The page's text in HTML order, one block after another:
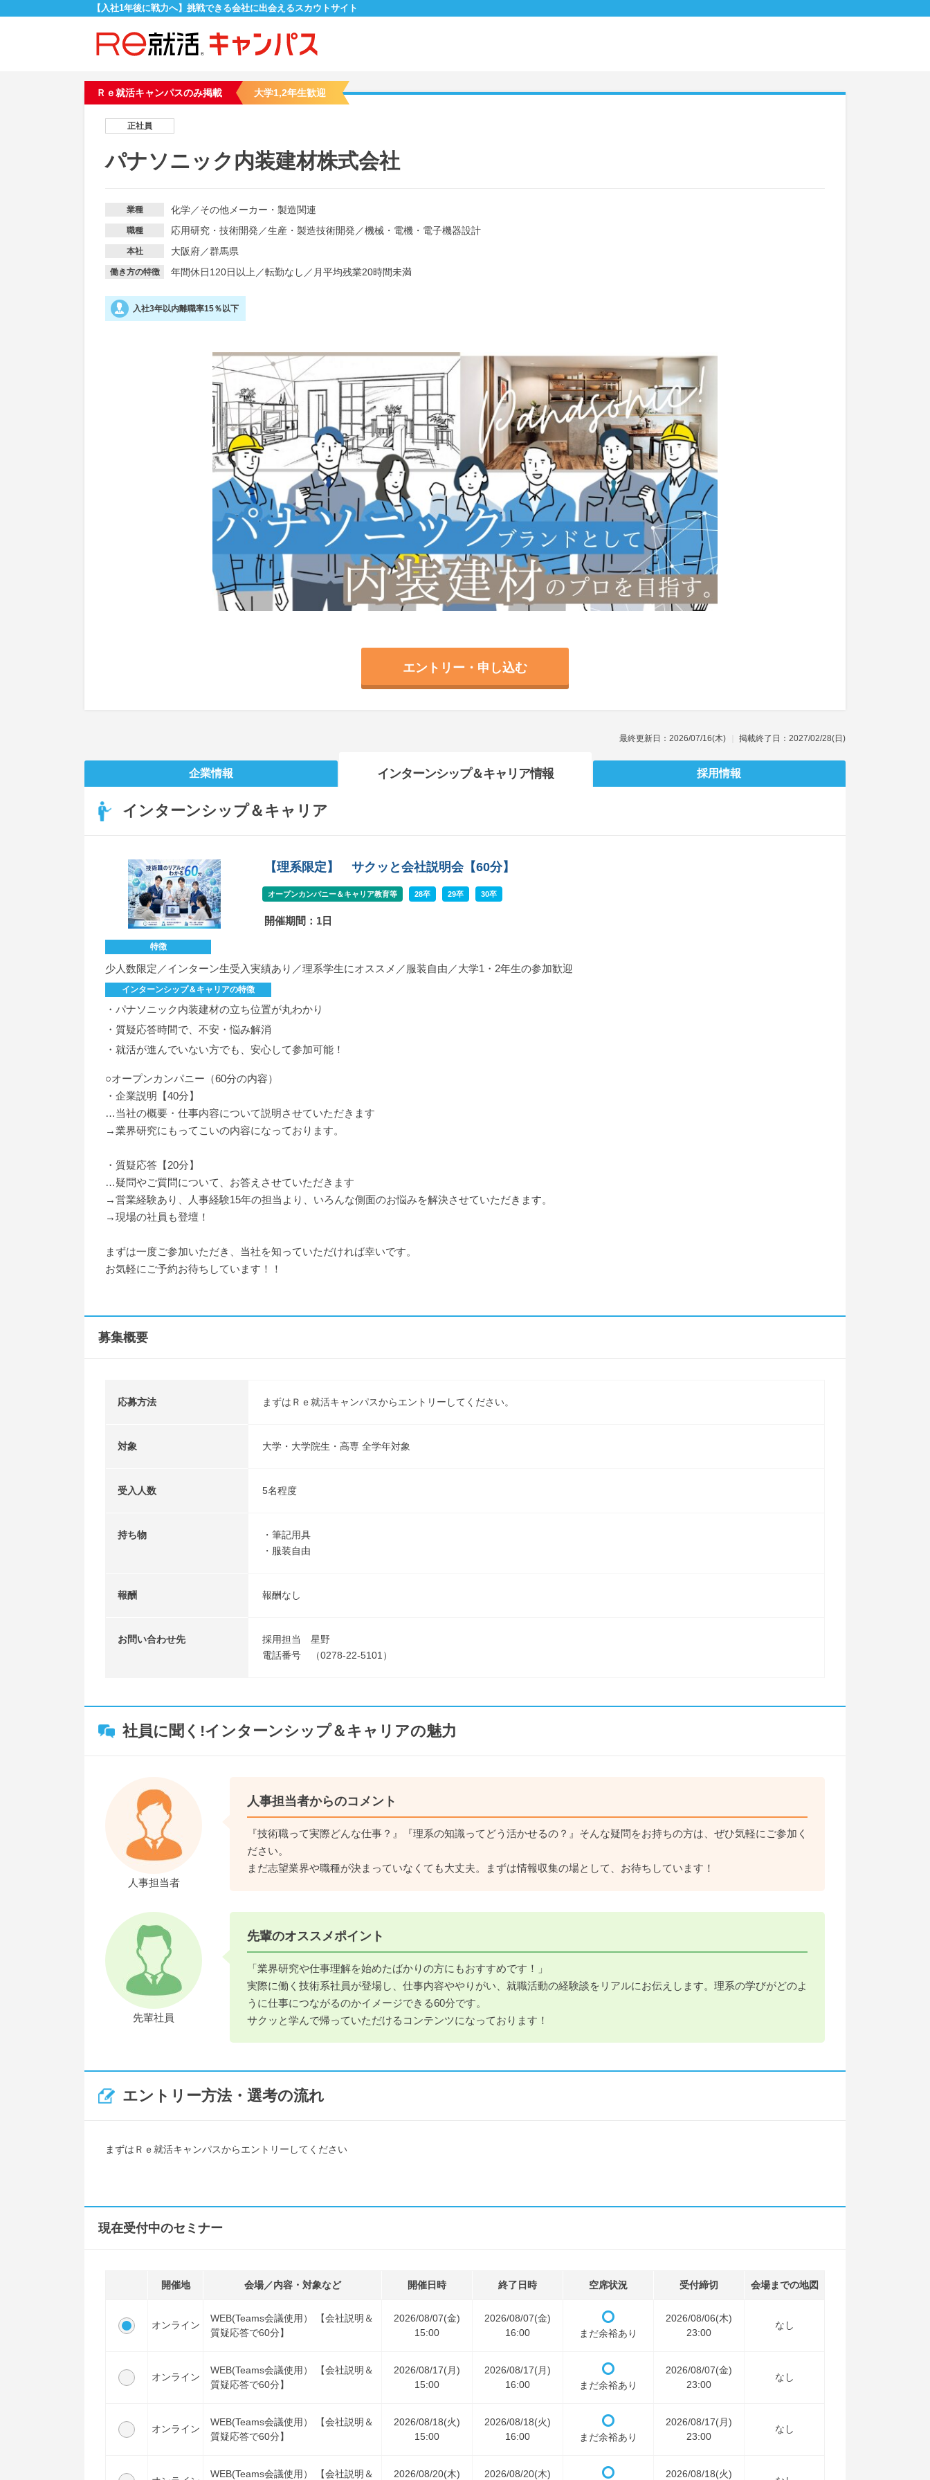
【入社1年後に戦力へ】挑戦できる会社に出会えるスカウトサイト
Ｒｅ就活キャンパスのみ掲載 大学1,2年生歓迎
正社員
パナソニック内装建材株式会社
業種 化学／その他メーカー・製造関連
職種 応用研究・技術開発 ／生産・製造技術開発 ／機械・電機・電子機器設計
本社 大阪府／群馬県
働き方の特徴 年間休日120日以上 ／転勤なし ／ 月平均残業20時間未満
入社3年以内離職率15％以下
エントリー・申し込む
最終更新日：2026/07/16(木) 掲載終了日：2027/02/28(日)
企業情報 インターンシップ＆キャリア情報 採用情報
インターンシップ＆キャリア
【理系限定】 サクッと会社説明会【60分】
オープンカンパニー＆キャリア教育等 28卒 29卒 30卒
開催期間：1日
特徴
少人数限定／インターン生受入実績あり／理系学生にオススメ／服装自由／大学1・2年生の参加歓迎
インターンシップ＆キャリアの特徴
・パナソニック内装建材の立ち位置が丸わかり
・質疑応答時間で、不安・悩み解消
・就活が進んでいない方でも、安心して参加可能！
○オープンカンパニー（60分の内容）
・企業説明【40分】
…当社の概要・仕事内容について説明させていただきます
→業界研究にもってこいの内容になっております。
・質疑応答【20分】
…疑問やご質問について、お答えさせていただきます
→営業経験あり、人事経験15年の担当より、いろんな側面のお悩みを解決させていただきます。
→現場の社員も登壇！
まずは一度ご参加いただき、当社を知っていただければ幸いです。
お気軽にご予約お待ちしています！！
募集概要
応募方法 まずはＲｅ就活キャンパスからエントリーしてください。
対象 大学・大学院生・高専 全学年対象
受入人数 5名程度
持ち物
・筆記用具
・服装自由
報酬 報酬なし
お問い合わせ先
採用担当 星野
電話番号 （0278-22-5101）
社員に聞く!インターンシップ＆キャリアの魅力
人事担当者
人事担当者からのコメント
『技術職って実際どんな仕事？』『理系の知識ってどう活かせるの？』そんな疑問をお持ちの方は、ぜひ気軽にご参加く
ださい。
まだ志望業界や職種が決まっていなくても大丈夫。まずは情報収集の場として、お待ちしています！
先輩社員
先輩のオススメポイント
「業界研究や仕事理解を始めたばかりの方にもおすすめです！」
実際に働く技術系社員が登場し、仕事内容ややりがい、就職活動の経験談をリアルにお伝えします。理系の学びがどのよ
うに仕事につながるのかイメージできる60分です。
サクッと学んで帰っていただけるコンテンツになっております！
エントリー方法・選考の流れ
まずはＲｅ就活キャンパスからエントリーしてください
現在受付中のセミナー
開催地 会場／内容・対象など 開催日時 終了日時 空席状況 受付締切 会場までの地図
オンライン
WEB(Teams会議使用） 【会社説明＆
質疑応答で60分】
2026/08/07(金)
15:00
2026/08/07(金)
16:00
まだ余裕あり
2026/08/06(木)
23:00
なし
オンライン
WEB(Teams会議使用） 【会社説明＆
質疑応答で60分】
2026/08/17(月)
15:00
2026/08/17(月)
16:00
まだ余裕あり
2026/08/07(金)
23:00
なし
オンライン
WEB(Teams会議使用） 【会社説明＆
質疑応答で60分】
2026/08/18(火)
15:00
2026/08/18(火)
16:00
まだ余裕あり
2026/08/17(月)
23:00
なし
WEB(Teams会議使用） 【会社説明＆ 2026/08/20(木) 2026/08/20(木) 2026/08/18(火)